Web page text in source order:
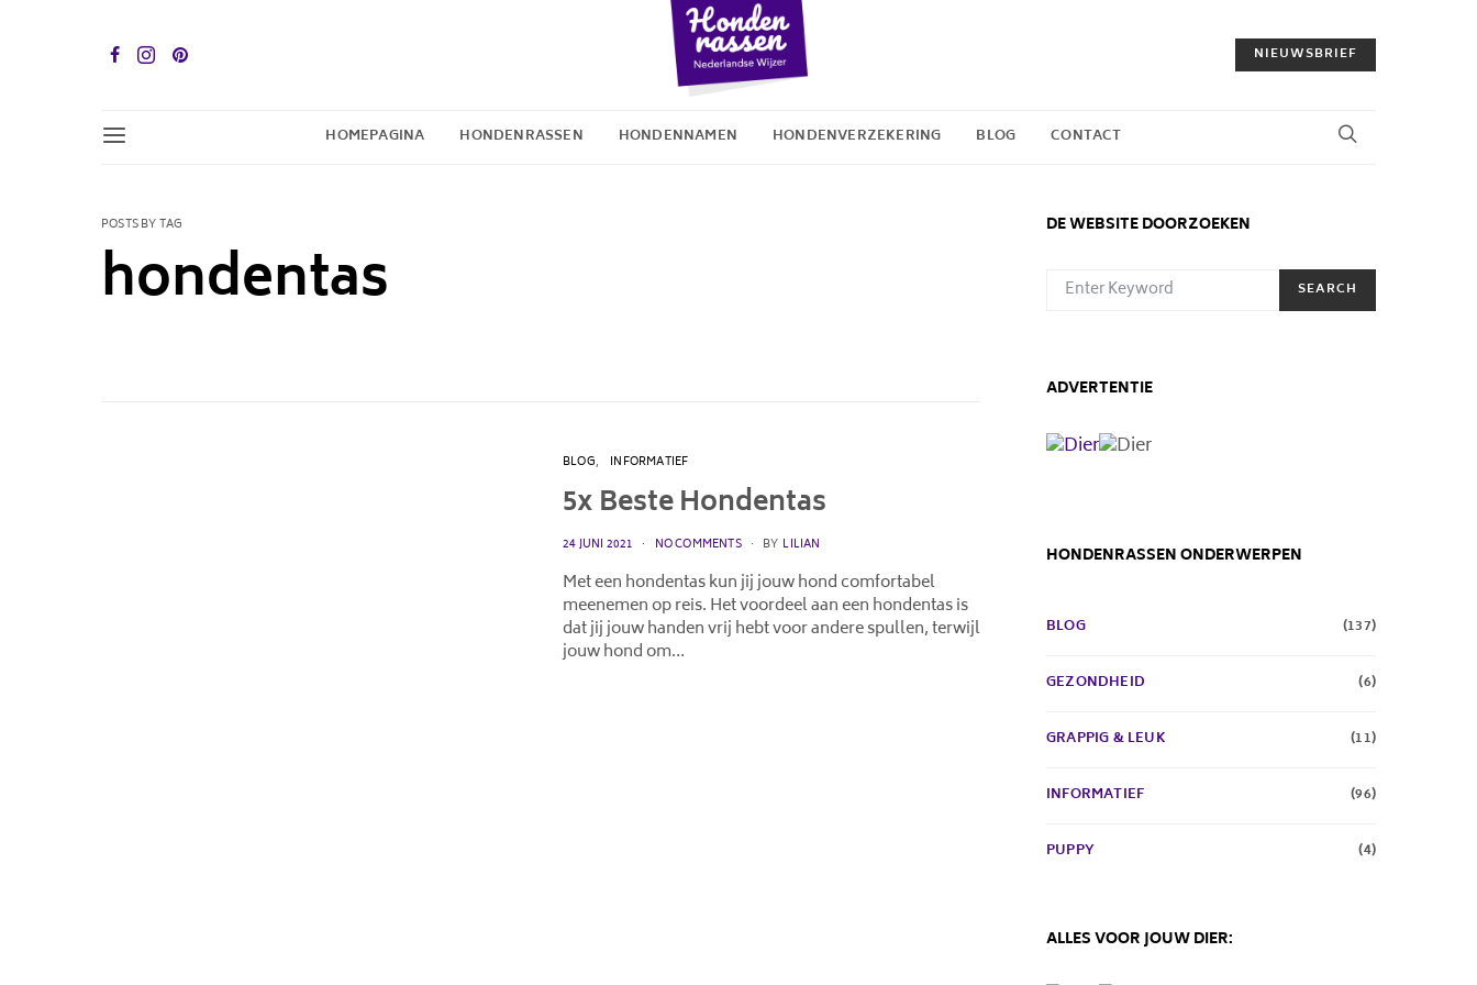
NIEUWSBRIEF
HOMEPAGINA HONDENRASSEN HONDENNAMEN HONDENVERZEKERING BLOG CONTACT
POSTS BY TAG
hondentas
BLOG INFORMATIEF
5x Beste Hondentas
POSTED
24 JUNI 2021 NO COMMENTS BY LILIAN
Met een hondentas kun jij jouw hond comfortabel
meenemen op reis. Het voordeel aan een hondentas is
dat jij jouw handen vrij hebt voor andere spullen, terwijl
jouw hond om…
DE WEBSITE DOORZOEKEN
SEARCH FOR:
SEARCH
ADVERTENTIE
HONDENRASSEN ONDERWERPEN
BLOG (137)
GEZONDHEID (6)
GRAPPIG & LEUK (11)
INFORMATIEF (96)
PUPPY (4)
ALLES VOOR JOUW DIER: